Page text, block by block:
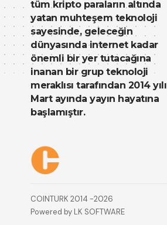
tüm kripto paraların altında
yatan muhteşem teknoloji
sayesinde, geleceğin
dünyasında internet kadar
önemli bir yer tutacağına
inanan bir grup teknoloji
meraklısı tarafından 2014 yılı
Mart ayında yayın hayatına
başlamıştır.
COINTURK 2014 -2026
Powered by LK SOFTWARE
Çerez Politikası